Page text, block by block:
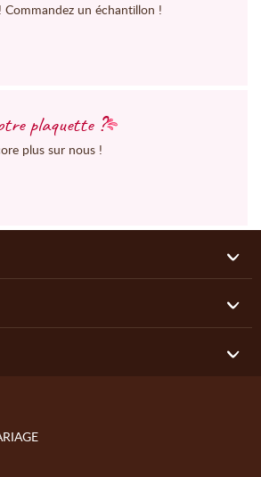
Commandez un échantillon !
plaquette ?
plus sur nous !